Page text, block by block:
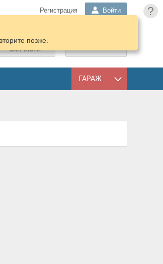
?
Регистрация Войти
ПОДОБРАТЬ
ЗАПЧАСТИ
ГАРАЖ
позже.